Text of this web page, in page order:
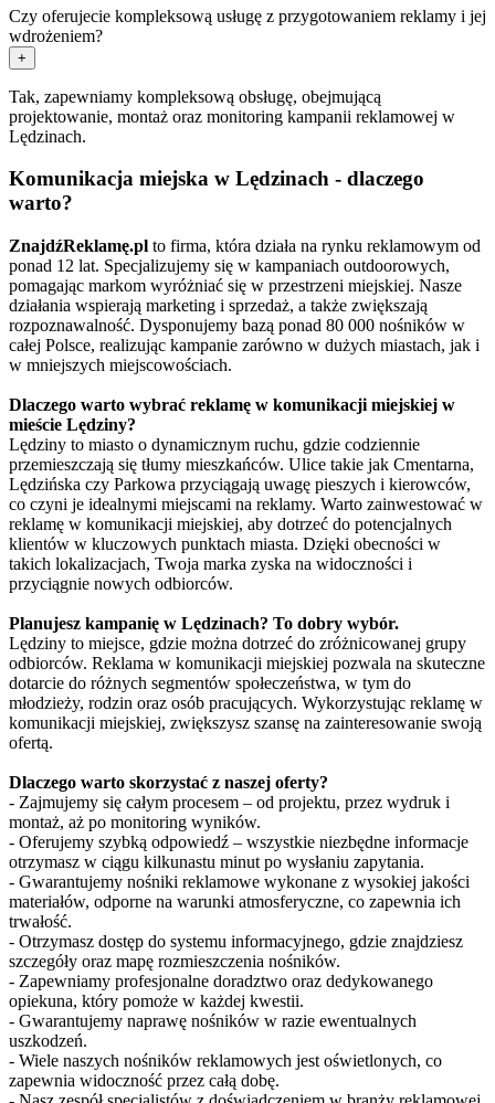
Czy oferujecie kompleksową usługę z przygotowaniem reklamy i jej
wdrożeniem?
+
Tak, zapewniamy kompleksową obsługę, obejmującą
projektowanie, montaż oraz monitoring kampanii reklamowej w
Lędzinach.
Komunikacja miejska w Lędzinach - dlaczego
warto?
ZnajdźReklamę.pl to firma, która działa na rynku reklamowym od
ponad 12 lat. Specjalizujemy się w kampaniach outdoorowych,
pomagając markom wyróżniać się w przestrzeni miejskiej. Nasze
działania wspierają marketing i sprzedaż, a także zwiększają
rozpoznawalność. Dysponujemy bazą ponad 80 000 nośników w
całej Polsce, realizując kampanie zarówno w dużych miastach, jak i
w mniejszych miejscowościach.
Dlaczego warto wybrać reklamę w komunikacji miejskiej w
mieście Lędziny?
Lędziny to miasto o dynamicznym ruchu, gdzie codziennie
przemieszczają się tłumy mieszkańców. Ulice takie jak Cmentarna,
Lędzińska czy Parkowa przyciągają uwagę pieszych i kierowców,
co czyni je idealnymi miejscami na reklamy. Warto zainwestować w
reklamę w komunikacji miejskiej, aby dotrzeć do potencjalnych
klientów w kluczowych punktach miasta. Dzięki obecności w
takich lokalizacjach, Twoja marka zyska na widoczności i
przyciągnie nowych odbiorców.
Planujesz kampanię w Lędzinach? To dobry wybór.
Lędziny to miejsce, gdzie można dotrzeć do zróżnicowanej grupy
odbiorców. Reklama w komunikacji miejskiej pozwala na skuteczne
dotarcie do różnych segmentów społeczeństwa, w tym do
młodzieży, rodzin oraz osób pracujących. Wykorzystując reklamę w
komunikacji miejskiej, zwiększysz szansę na zainteresowanie swoją
ofertą.
Dlaczego warto skorzystać z naszej oferty?
- Zajmujemy się całym procesem – od projektu, przez wydruk i
montaż, aż po monitoring wyników.
- Oferujemy szybką odpowiedź – wszystkie niezbędne informacje
otrzymasz w ciągu kilkunastu minut po wysłaniu zapytania.
- Gwarantujemy nośniki reklamowe wykonane z wysokiej jakości
materiałów, odporne na warunki atmosferyczne, co zapewnia ich
trwałość.
- Otrzymasz dostęp do systemu informacyjnego, gdzie znajdziesz
szczegóły oraz mapę rozmieszczenia nośników.
- Zapewniamy profesjonalne doradztwo oraz dedykowanego
opiekuna, który pomoże w każdej kwestii.
- Gwarantujemy naprawę nośników w razie ewentualnych
uszkodzeń.
- Wiele naszych nośników reklamowych jest oświetlonych, co
zapewnia widoczność przez całą dobę.